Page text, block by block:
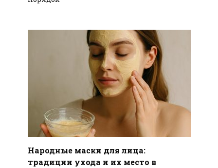
Народные маски для лица:
традиции ухода и их место в